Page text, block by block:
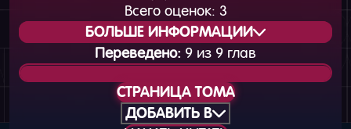
Всего оценок: 3
БОЛЬШЕ ИНФОРМАЦИИ
Статус издания:
Вышел
Общая нумерация:
Переведено: 9 из 9 глав
СТРАНИЦА ТОМА
ДОБАВИТЬ В